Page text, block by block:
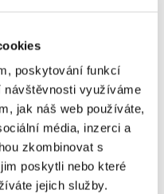
poskytování funkcí
návštěvnosti využíváme
jak náš web používáte,
média, inzerci a
zkombinovat s
poskytli nebo které
jejich služby.
náš web soubory
třetích stran k
cookiesou
fungoval správným
z vašich osobních
používané na našich
k pochopení toho, jak